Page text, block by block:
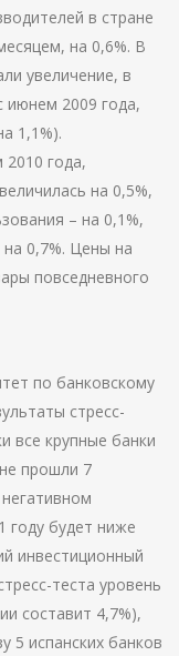
в стране
на 0,6%. В
увеличение, в
июнем 2009 года,
1,1%).
года,
на 0,5%,
– на 0,1%,
0,7%. Цены на
повседневного
по банковскому
стресс-
все крупные банки
прошли 7
году будет ниже
инвестиционный
теста уровень
составит 4,7%),
5 испанских банков